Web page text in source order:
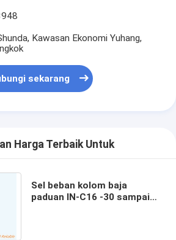
Kawasan Ekonomi Yuhang,
sekarang
Harga Terbaik Untuk
Sel beban kolom baja
paduan IN-C16 -30 sampai